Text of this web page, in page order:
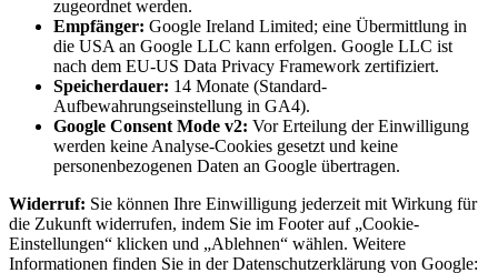
zugeordnet werden.
Empfänger: Google Ireland Limited; eine Übermittlung in
die USA an Google LLC kann erfolgen. Google LLC ist
nach dem EU-US Data Privacy Framework zertifiziert.
Speicherdauer: 14 Monate (Standard-
Aufbewahrungseinstellung in GA4).
Google Consent Mode v2: Vor Erteilung der Einwilligung
werden keine Analyse-Cookies gesetzt und keine
personenbezogenen Daten an Google übertragen.
Widerruf: Sie können Ihre Einwilligung jederzeit mit Wirkung für
die Zukunft widerrufen, indem Sie im Footer auf „Cookie-
Einstellungen“ klicken und „Ablehnen“ wählen. Weitere
Informationen finden Sie in der Datenschutzerklärung von Google: